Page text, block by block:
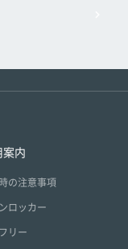
案内
の注意事項
ロッカー
リー